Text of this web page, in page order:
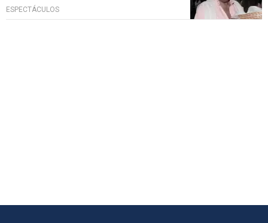
ESPECTÁCULOS